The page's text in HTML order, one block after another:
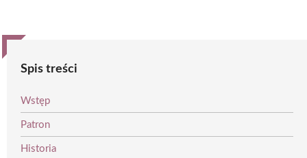
Spis treści
Wstęp
Patron
Historia